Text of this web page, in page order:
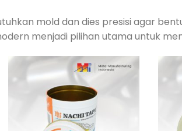
mold dan dies presisi agar
menjadi pilihan utama untuk